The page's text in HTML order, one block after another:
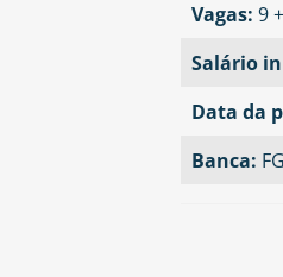
Vagas: 9
Salário
Data da
Banca: